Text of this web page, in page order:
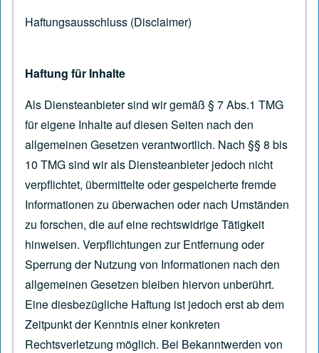
Haftungsausschluss (Disclaimer)
Haftung für Inhalte
Als Diensteanbieter sind wir gemäß § 7 Abs.1 TMG
für eigene Inhalte auf diesen Seiten nach den
allgemeinen Gesetzen verantwortlich. Nach §§ 8 bis
10 TMG sind wir als Diensteanbieter jedoch nicht
verpflichtet, übermittelte oder gespeicherte fremde
Informationen zu überwachen oder nach Umständen
zu forschen, die auf eine rechtswidrige Tätigkeit
hinweisen. Verpflichtungen zur Entfernung oder
Sperrung der Nutzung von Informationen nach den
allgemeinen Gesetzen bleiben hiervon unberührt.
Eine diesbezügliche Haftung ist jedoch erst ab dem
Zeitpunkt der Kenntnis einer konkreten
Rechtsverletzung möglich. Bei Bekanntwerden von